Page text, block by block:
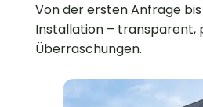
Von der ersten Anfrage
Installation – transparent,
Überraschungen.